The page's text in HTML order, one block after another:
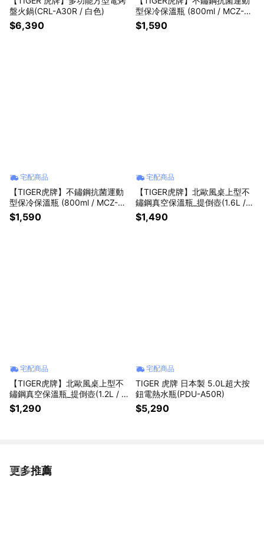
盤火鍋(CRL-A30R / 白色)
$6,390
型保冷保溫瓶 (800ml / MCZ-S0
80 森林沁綠)
$1,590
宅配商品
【TIGER虎牌】不鏽鋼抗菌運動
型保冷保溫瓶 (800ml / MCZ-S0
80 太平洋沙灘)
$1,590
宅配商品
【TIGER虎牌】北歐風桌上型不
鏽鋼真空保溫瓶_提倒壺(1.6L / P
WO-A160 水藍)
$1,490
宅配商品
【TIGER虎牌】北歐風桌上型不
鏽鋼真空保溫瓶_提倒壺(1.2L / P
WO-A120 水藍)
$1,290
宅配商品
TIGER 虎牌 日本製 5.0L超大按
鈕電熱水瓶(PDU-A50R)
$5,290
更多推薦
看更多